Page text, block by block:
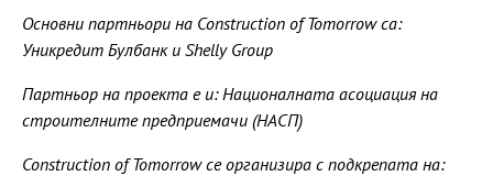
Основни партньори на Construction of Tomorrow са:
Уникредит Булбанк и Shelly Group
Партньор на проекта е и: Националната асоциация на
строителните предприемачи (НАСП)
Construction of Tomorrow се организира с подкрепата на: